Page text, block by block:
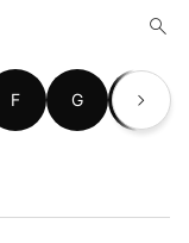
F G H